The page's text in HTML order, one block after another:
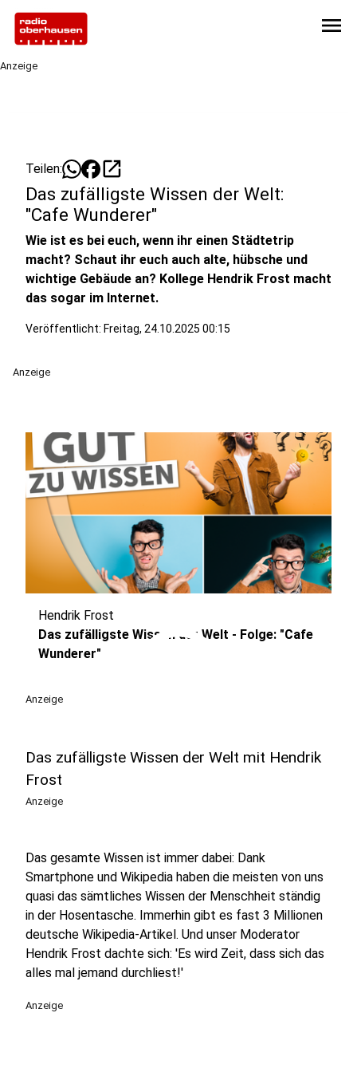
menu
Anzeige
Teilen: open_in_new
Das zufälligste Wissen der Welt:
"Cafe Wunderer"
Wie ist es bei euch, wenn ihr einen Städtetrip
macht? Schaut ihr euch auch alte, hübsche und
wichtige Gebäude an? Kollege Hendrik Frost macht
das sogar im Internet.
Veröffentlicht: Freitag, 24.10.2025 00:15
Anzeige
play_circle
Hendrik Frost
Das zufälligste Wissen der Welt - Folge: "Cafe
Wunderer"
Anzeige
Das zufälligste Wissen der Welt mit Hendrik
Frost
Anzeige
Das gesamte Wissen ist immer dabei: Dank
Smartphone und Wikipedia haben die meisten von uns
quasi das sämtliches Wissen der Menschheit ständig
in der Hosentasche. Immerhin gibt es fast 3 Millionen
deutsche Wikipedia-Artikel. Und unser Moderator
Hendrik Frost dachte sich: 'Es wird Zeit, dass sich das
alles mal jemand durchliest!'
Anzeige